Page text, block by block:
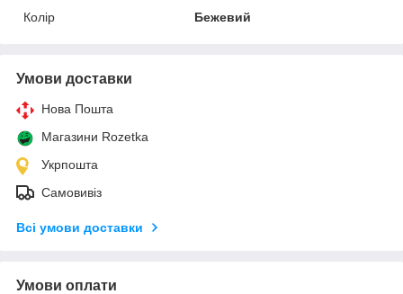
Колір
Бежевий
Умови доставки
Нова Пошта
Магазини Rozetka
Укрпошта
Самовивіз
Всі умови доставки
Умови оплати